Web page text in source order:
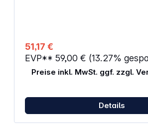
von anderen tragbaren "Selfie-
Einbeinstativen unterscheidet. Der
umfasst eine Handschlaufe und eine
Kameras kompatible Halterung.
Passt auf alle SeaLife-Kameras
Stativanschluss Enthält einen Adapter, der mit
GoPro-Kameras kompatibel ist und
Sekundenschnelle installieren lässt Eloxiertes
Aluminium und rostfreie Stahlteile Inklusive Lanyard
51,17 €
EVP** 59,00 € (13.27%
Preise inkl. MwSt. ggf. zzgl.
Details